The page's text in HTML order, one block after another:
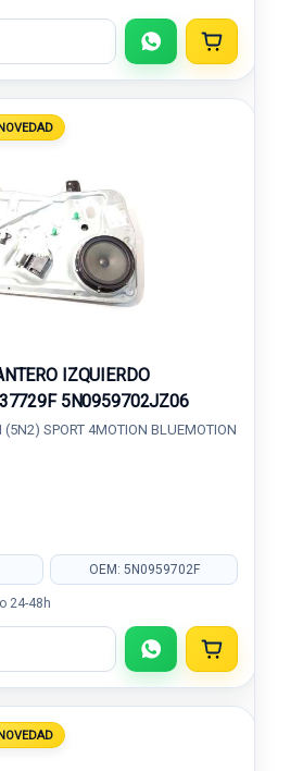
IZQUIERDO
5N0959702JZ06
SPORT 4MOTION BLUEMOTION
OEM: 5N0959702F
24-48h